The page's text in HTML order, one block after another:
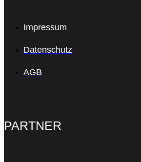
Impressum
Datenschutz
AGB
PARTNER